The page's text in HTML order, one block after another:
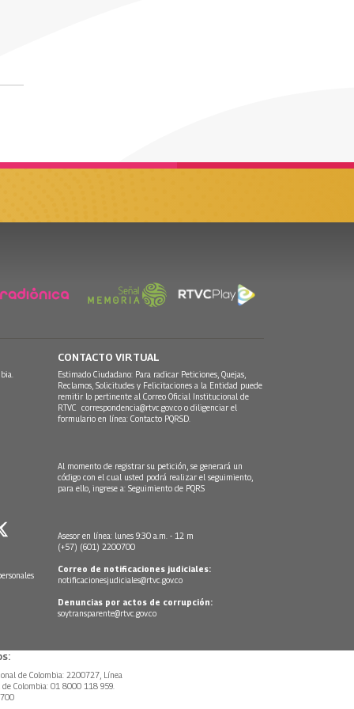
CONTACTO VIRTUAL
Estimado Ciudadano: Para radicar Peticiones, Quejas,
Reclamos, Solicitudes y Felicitaciones a la Entidad puede
remitir lo pertinente al Correo Oficial Institucional de
RTVC correspondencia@rtvc.gov.co o diligenciar el
formulario en línea: Contacto PQRSD.
Al momento de registrar su petición, se generará un
código con el cual usted podrá realizar el seguimiento,
para ello, ingrese a: Seguimiento de PQRS
Asesor en línea: lunes 9:30 a.m. - 12 m
(+57) (601) 2200700
Correo de notificaciones judiciales:
notificacionesjudiciales@rtvc.gov.co
Denuncias por actos de corrupción:
soytransparente@rtvc.gov.co
de Colombia: 2200727, Línea
Colombia: 01 8000 118 959.